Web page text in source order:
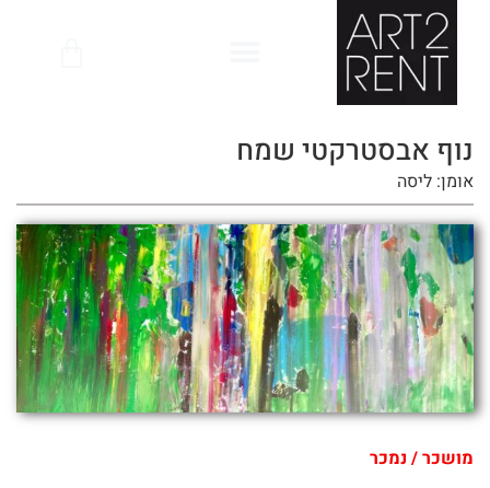
נוף אבסטרקטי שמח
אומן: ליסה
מושכר / נמכר